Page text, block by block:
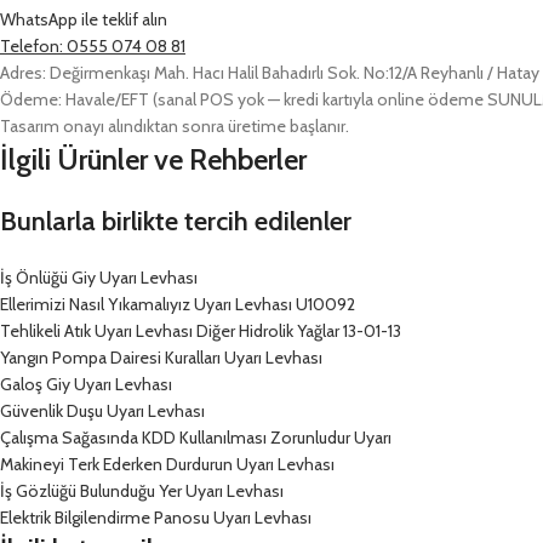
WhatsApp ile teklif alın
Telefon: 0555 074 08 81
Adres: Değirmenkaşı Mah. Hacı Halil Bahadırlı Sok. No:12/A Reyhanlı / Hatay
Ödeme: Havale/EFT (sanal POS yok — kredi kartıyla online ödeme
Tasarım onayı alındıktan sonra üretime başlanır.
İlgili Ürünler ve Rehberler
Bunlarla birlikte tercih edilenler
İş Önlüğü Giy Uyarı Levhası
Ellerimizi Nasıl Yıkamalıyız Uyarı Levhası U10092
Tehlikeli Atık Uyarı Levhası Diğer Hidrolik Yağlar 13-01-13
Yangın Pompa Dairesi Kuralları Uyarı Levhası
Galoş Giy Uyarı Levhası
Güvenlik Duşu Uyarı Levhası
Çalışma Sağasında KDD Kullanılması Zorunludur Uyarı
Makineyi Terk Ederken Durdurun Uyarı Levhası
İş Gözlüğü Bulunduğu Yer Uyarı Levhası
Elektrik Bilgilendirme Panosu Uyarı Levhası